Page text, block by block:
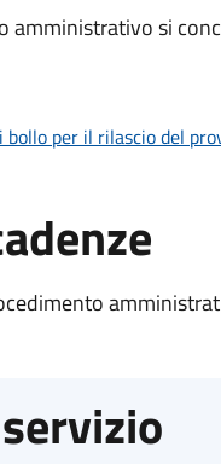
amministrativo si
bollo per il rilascio del